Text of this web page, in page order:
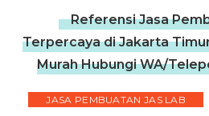
Referensi Jasa
Terpercaya di Jakarta
Murah Hubungi WA/
JASA PEMBUATAN JAS LAB